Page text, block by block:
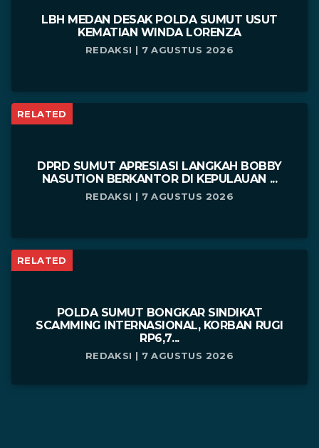
LBH MEDAN DESAK POLDA SUMUT USUT
KEMATIAN WINDA LORENZA
REDAKSI | 7 AGUSTUS 2026
RELATED
DPRD SUMUT APRESIASI LANGKAH BOBBY
NASUTION BERKANTOR DI KEPULAUAN ...
REDAKSI | 7 AGUSTUS 2026
RELATED
POLDA SUMUT BONGKAR SINDIKAT
SCAMMING INTERNASIONAL, KORBAN RUGI
RP6,7...
REDAKSI | 7 AGUSTUS 2026